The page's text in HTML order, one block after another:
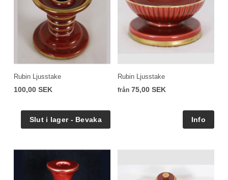
Rubin Ljusstake
100,00 SEK
Rubin Ljusstake
från 75,00 SEK